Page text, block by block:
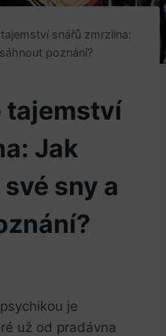
snářů zmrzlina:
poznání?
tajemství
Jak
sny a
je
už od pradávna